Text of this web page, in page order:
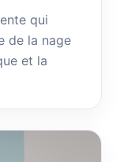
qui
de la nage
et la